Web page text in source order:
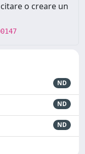
o creare un
ND
ND
ND